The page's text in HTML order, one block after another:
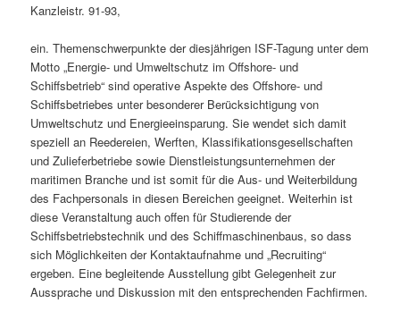
Kanzleistr. 91-93,
ein. Themenschwerpunkte der diesjährigen ISF-Tagung unter dem
Motto „Energie- und Umweltschutz im Offshore- und
Schiffsbetrieb“ sind operative Aspekte des Offshore- und
Schiffsbetriebes unter besonderer Berücksichtigung von
Umweltschutz und Energieeinsparung. Sie wendet sich damit
speziell an Reedereien, Werften, Klassifikationsgesellschaften
und Zulieferbetriebe sowie Dienstleistungsunternehmen der
maritimen Branche und ist somit für die Aus- und Weiterbildung
des Fachpersonals in diesen Bereichen geeignet. Weiterhin ist
diese Veranstaltung auch offen für Studierende der
Schiffsbetriebstechnik und des Schiffmaschinenbaus, so dass
sich Möglichkeiten der Kontaktaufnahme und „Recruiting“
ergeben. Eine begleitende Ausstellung gibt Gelegenheit zur
Aussprache und Diskussion mit den entsprechenden Fachfirmen.